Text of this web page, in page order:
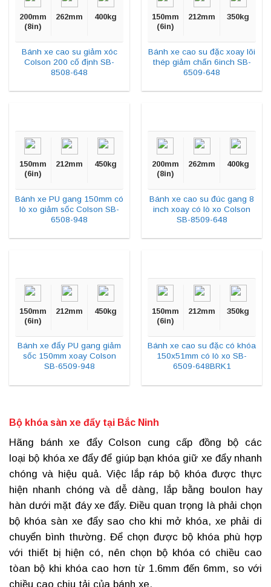
200mm
(8in)
262mm 400kg
Bánh xe cao su giảm xóc
Colson 200 cố định SB-
8508-648
150mm
(6in)
212mm 350kg
Bánh xe cao su đặc xoay lõi
thép giảm chấn 6inch SB-
6509-648
150mm
(6in)
212mm 450kg
Bánh xe PU gang 150mm có
lò xo giảm sốc Colson SB-
6508-948
200mm
(8in)
262mm 400kg
Bánh xe cao su đúc gang 8
inch xoay có lò xo Colson
SB-8509-648
150mm
(6in)
212mm 450kg
Bánh xe đẩy PU gang giảm
sốc 150mm xoay Colson
SB-6509-948
150mm
(6in)
212mm 350kg
Bánh xe cao su đặc có khóa
150x51mm có lò xo SB-
6509-648BRK1
Bộ khóa sàn xe đẩy tại Bắc Ninh
Hãng bánh xe đẩy Colson cung cấp đồng bộ các
loại bộ khóa xe đẩy để giúp bạn khóa giữ xe đẩy nhanh
chóng và hiệu quả. Việc lắp ráp bộ khóa được thực
hiện nhanh chóng và dễ dàng, lắp bằng boulon hay
hàn dưới mặt đáy xe đẩy. Điều quan trọng là phải chọn
bộ khóa sàn xe đẩysao cho khi mở khóa, xe phải di
chuyển bình thường. Để chọn được bộ khóa phù hợp
với thiết bị hiện có, nên chọn bộ khóa có chiều cao
tòan bộ khi khóa cao hơn từ 1.6mm đến 6mm, so với
chiều cao chịu tải của bánh xe.